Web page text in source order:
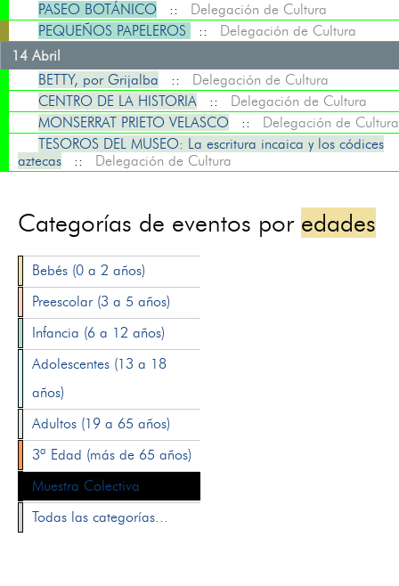
PASEO BOTÁNICO :: Delegación de Cultura
PEQUEÑOS PAPELEROS
:: Delegación de Cultura
14 Abril
BETTY, por Grijalba :: Delegación de Cultura
CENTRO DE LA HISTORIA :: Delegación de Cultura
MONSERRAT PRIETO VELASCO :: Delegación de Cultura
TESOROS DEL MUSEO: La escritura incaica y los códices
aztecas :: Delegación de Cultura
Categorías de eventos por edades
Bebés (0 a 2 años)
Preescolar (3 a 5 años)
Infancia (6 a 12 años)
Adolescentes (13 a 18
años)
Adultos (19 a 65 años)
3ª Edad (más de 65 años)
Muestra Colectiva
Todas las categorías...